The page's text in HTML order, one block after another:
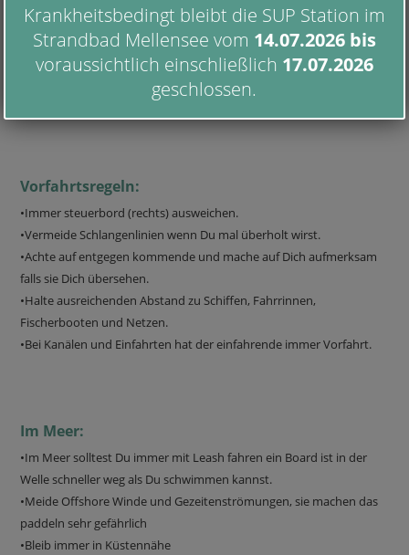
und keine Kraft mehr hast halte lieber das Board als das Paddel, da
Dir das Board im Notfall einen zusätzlichen Auftrieb gibt.
•Probiere immer flach ins Wasser zu fallen.
•Halte Dich fern von Kite- und Windsurflocations
Vorfahrtsregeln:
•Immer steuerbord (rechts) ausweichen.
•Vermeide Schlangenlinien wenn Du mal überholt wirst.
•Achte auf entgegen kommende und mache auf Dich aufmerksam
falls sie Dich übersehen.
•Halte ausreichenden Abstand zu Schiffen, Fahrrinnen,
Fischerbooten und Netzen.
•Bei Kanälen und Einfahrten hat der einfahrende immer Vorfahrt.
Im Meer:
•Im Meer solltest Du immer mit Leash fahren ein Board ist in der
Welle schneller weg als Du schwimmen kannst.
•Meide Offshore Winde und Gezeitenströmungen, sie machen das
paddeln sehr gefährlich
•Bleib immer in Küstennähe
Krankheitsbedingt bleibt die SUP Station im
Strandbad Mellensee vom 14.07.2026 bis
voraussichtlich einschließlich 17.07.2026
geschlossen.